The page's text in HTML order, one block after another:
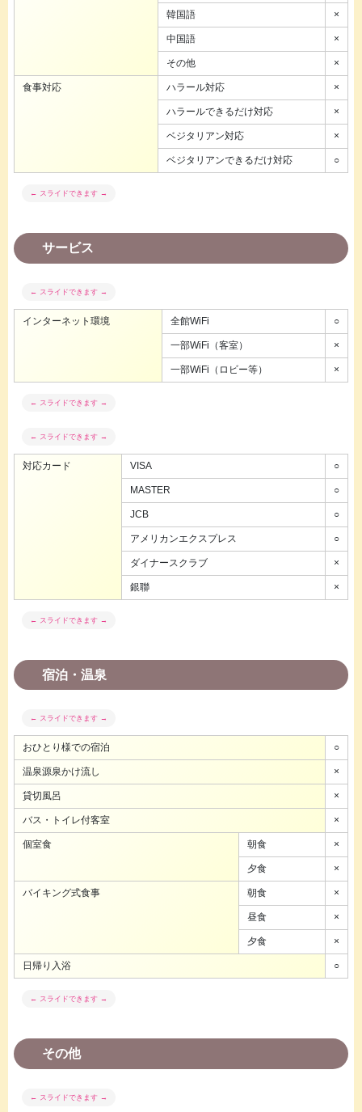
韓国語 ×
中国語 ×
その他 ×
食事対応 ハラール対応 ×
ハラールできるだけ対応 ×
ベジタリアン対応 ×
ベジタリアンできるだけ対応 ○
サービス
インターネット環境 全館WiFi ○
一部WiFi（客室） ×
一部WiFi（ロビー等） ×
対応カード VISA ○
MASTER ○
JCB ○
アメリカンエクスプレス ○
ダイナースクラブ ×
銀聯 ×
宿泊・温泉
おひとり様での宿泊 ○
温泉源泉かけ流し ×
貸切風呂 ×
バス・トイレ付客室 ×
個室食 朝食 ×
夕食 ×
バイキング式食事 朝食 ×
昼食 ×
夕食 ×
日帰り入浴 ○
その他